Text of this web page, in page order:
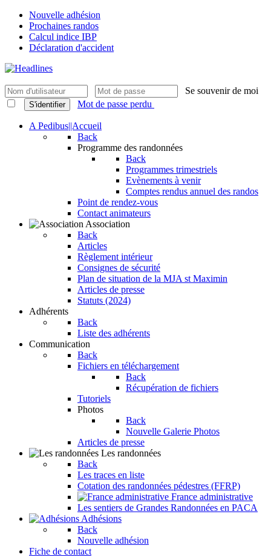
Nouvelle adhésion
Prochaines randos
Calcul indice IBP
Déclaration d'accident
Se souvenir de moi
S'identifier Mot de passe perdu
A Pedibus||Accueil
Back
Programme des randonnées
Back
Programmes trimestriels
Evènements à venir
Comptes rendus annuel des randos
Point de rendez-vous
Contact animateurs
Association
Back
Articles
Règlement intérieur
Consignes de sécurité
Plan de situation de la MJA st Maximin
Articles de presse
Statuts (2024)
Adhérents
Back
Liste des adhérents
Communication
Back
Fichiers en téléchargement
Back
Récupération de fichiers
Tutoriels
Photos
Back
Nouvelle Galerie Photos
Articles de presse
Les randonnées
Back
Les traces en liste
Cotation des randonnées pédestres (FFRP)
France administrative
Les sentiers de Grandes Randonnées en PACA
Adhésions
Back
Nouvelle adhésion
Fiche de contact